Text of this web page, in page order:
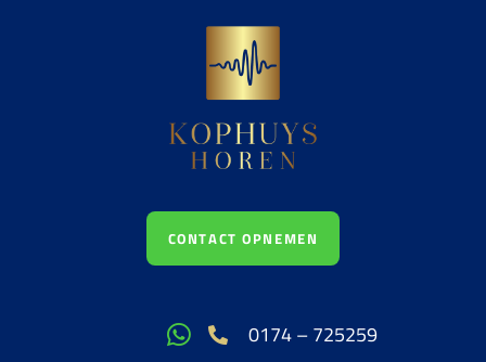
CONTACT OPNEMEN
0174 – 725259